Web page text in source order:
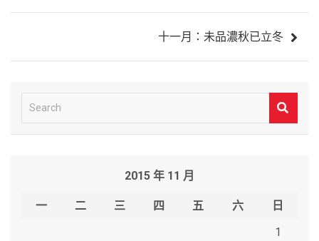
十一月：未品濃秋已立冬
e
2015 年 11 月
一 二 三 四 五 六
日
1